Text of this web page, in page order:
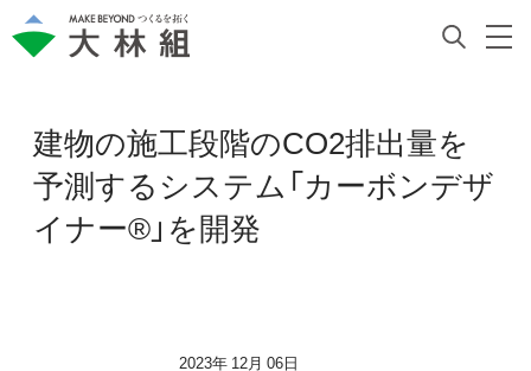
建物の施工段階のCO2排出量を
予測するシステム「カーボンデザ
イナー®」を開発
2023年 12月 06日